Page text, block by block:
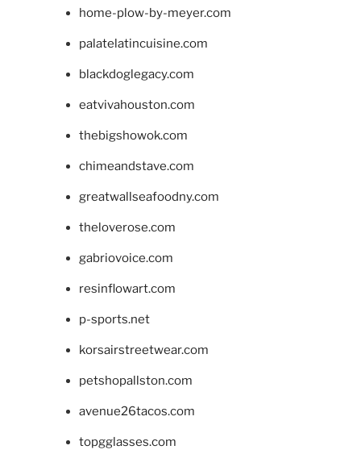
home-plow-by-meyer.com
palatelatincuisine.com
blackdoglegacy.com
eatvivahouston.com
thebigshowok.com
chimeandstave.com
greatwallseafoodny.com
theloverose.com
gabriovoice.com
resinflowart.com
p-sports.net
korsairstreetwear.com
petshopallston.com
avenue26tacos.com
topgglasses.com